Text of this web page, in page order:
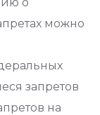
можно
запретов
на